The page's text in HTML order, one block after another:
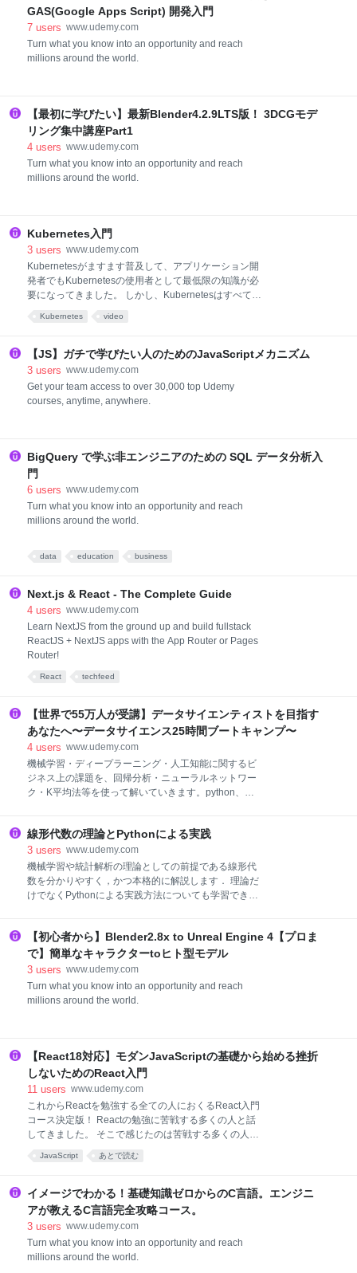
検定®」の名称使用の許諾を受けております） ・本コ
ースは統計検
GAS(Google Apps Script) 開発入門
7 users www.udemy.com
Turn what you know into an opportunity and reach
millions around the world.
【最初に学びたい】最新Blender4.2.9LTS版！ 3DCGモデ
リング集中講座Part1
4 users www.udemy.com
Turn what you know into an opportunity and reach
millions around the world.
Kubernetes入門
3 users www.udemy.com
Kubernetesがますます普及して、アプリケーション開
発者でもKubernetesの使用者として最低限の知識が必
要になってきました。 しかし、Kubernetesはすべての
することが必須ではありませんが、基本的な知識や便
利なコマンドなどを習得することで、効率よくアプリ
ケーション開発を行うことができるようになります。
このコースでは、実践的な内容を中心としているの
を学習 よく使うDebugの方法 EKS(マネージドクラス
タ)のセットアップ CI/CDとKu
Kubernetes video
【JS】ガチで学びたい人のためのJavaScriptメカニズム
3 users www.udemy.com
Get your team access to over 30,000 top Udemy
courses, anytime, anywhere.
BigQuery で学ぶ非エンジニアのための SQL データ分析入
門
6 users www.udemy.com
Turn what you know into an opportunity and reach
millions around the world.
data education business
Next.js & React - The Complete Guide
4 users www.udemy.com
Learn NextJS from the ground up and build fullstack
ReactJS + NextJS apps with the App Router or Pages
Router!
React techfeed
【世界で55万人が受講】データサイエンティストを目指す
あなたへ〜データサイエンス25時間ブートキャンプ〜
4 users www.udemy.com
機械学習・ディープラーニング・人工知能に関するビ
ジネス上の課題を、回帰分析・ニューラルネットワー
ク・K平均法等を使って解いていきます。python、
線形代数の理論とPythonによる実践
3 users www.udemy.com
機械学習や統計解析の理論としての前提である線形代
数を分かりやすく，かつ本格的に解説します． 理論だ
けでなくPythonによる実践方法についても学習できま
【初心者から】Blender2.8x to Unreal Engine 4【プロま
で】簡単なキャラクターtoヒト型モデル
3 users www.udemy.com
Turn what you know into an opportunity and reach
millions around the world.
【React18対応】モダンJavaScriptの基礎から始める挫折
しないためのReact入門
11 users www.udemy.com
これからReactを勉強する全ての人におくるReact入門
コース決定版！ Reactの勉強に苦戦する多くの人と話
してきました。 そこで感じたのは苦戦する多くの人は
学習の順序を間違えているということです。
JavaScriptへの理解なくしてReactの習得はなし得ませ
本コースを作成しました。 ■2023年11月 フルリニュ
ーアルしました！ ありがたいことにコース公開から3
年で24000人もの方に受講いただきました。 3年で
からのレビュー内容を反映したい気持ちもあり、全て
再収録・再編集し直しました！ ↓リニューアル内容例
JavaScript あとで読む
イメージでわかる！基礎知識ゼロからのC言語。エンジニ
アが教えるC言語完全攻略コース。
3 users www.udemy.com
Turn what you know into an opportunity and reach
millions around the world.